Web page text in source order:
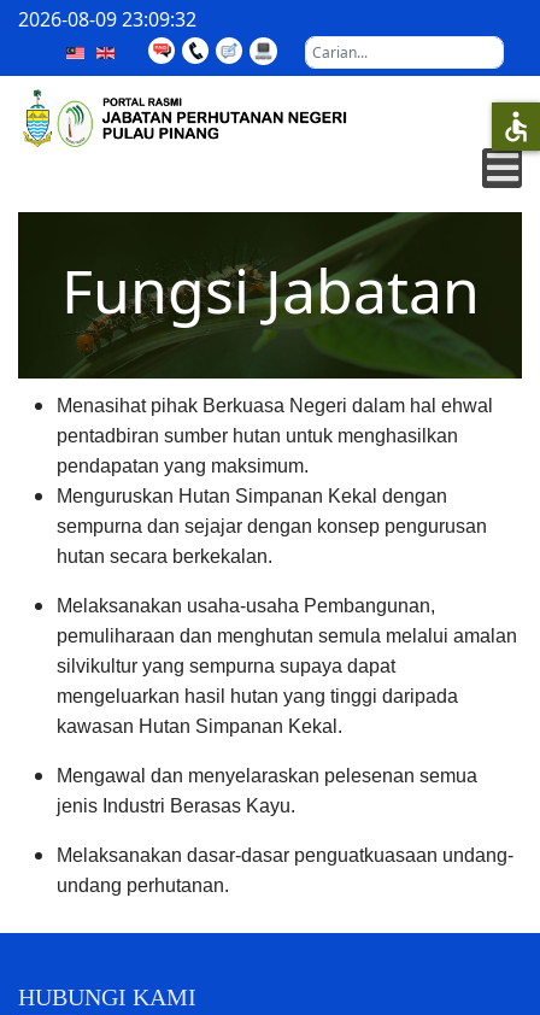
2026-08-0923:09:32
Carian
Fungsi Jabatan
Menasihat pihak Berkuasa Negeri dalam hal ehwal
pentadbiran sumber hutan untuk menghasilkan
pendapatan yang maksimum.
Menguruskan Hutan Simpanan Kekal dengan
sempurna dan sejajar dengan konsep pengurusan
hutan secara berkekalan.
Melaksanakan usaha-usaha Pembangunan,
pemuliharaan dan menghutan semula melalui amalan
silvikultur yang sempurna supaya dapat
mengeluarkan hasil hutan yang tinggi daripada
kawasan Hutan Simpanan Kekal.
Mengawal dan menyelaraskan pelesenan semua
jenis Industri Berasas Kayu.
Melaksanakan dasar-dasar penguatkuasaan undang-
undang perhutanan.
HUBUNGI KAMI
accessible